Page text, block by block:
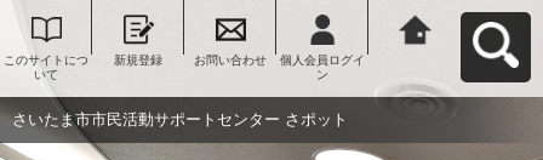
このサイトにつ
いて
新規登録 お問い合わせ
個人会員ログイ
ン
ンター さポット
へ戻る
さいたま市市民活動サポートセンター さポット